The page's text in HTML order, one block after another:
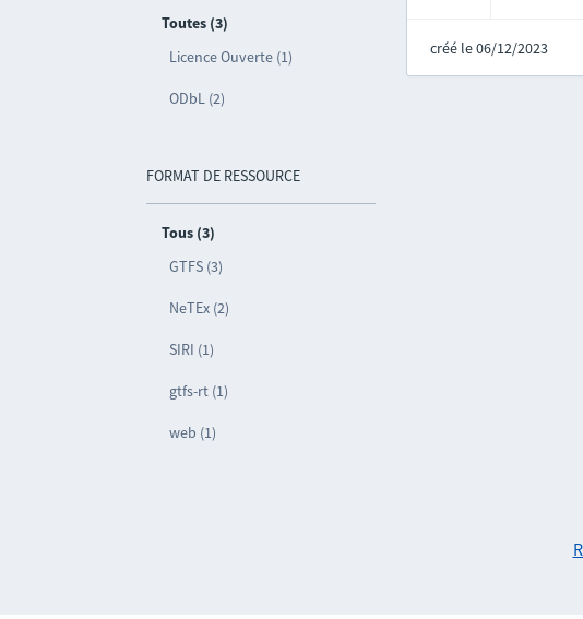
Toutes (3)
Licence Ouverte (1)
ODbL (2)
FORMAT DE RESSOURCE
Tous (3)
GTFS (3)
NeTEx (2)
SIRI (1)
gtfs-rt (1)
web (1)
créé le 06/12/2023